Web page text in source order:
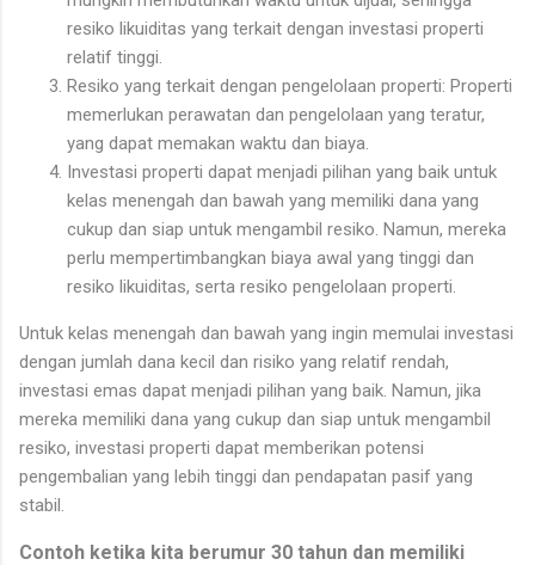
resiko likuiditas yang terkait dengan investasi properti
relatif tinggi.
Resiko yang terkait dengan pengelolaan properti: Properti
memerlukan perawatan dan pengelolaan yang teratur,
yang dapat memakan waktu dan biaya.
Investasi properti dapat menjadi pilihan yang baik untuk
kelas menengah dan bawah yang memiliki dana yang
cukup dan siap untuk mengambil resiko. Namun, mereka
perlu mempertimbangkan biaya awal yang tinggi dan
resiko likuiditas, serta resiko pengelolaan properti.
Untuk kelas menengah dan bawah yang ingin memulai investasi
dengan jumlah dana kecil dan risiko yang relatif rendah,
investasi emas dapat menjadi pilihan yang baik. Namun, jika
mereka memiliki dana yang cukup dan siap untuk mengambil
resiko, investasi properti dapat memberikan potensi
pengembalian yang lebih tinggi dan pendapatan pasif yang
stabil.
Contoh ketika kita berumur 30 tahun dan memiliki